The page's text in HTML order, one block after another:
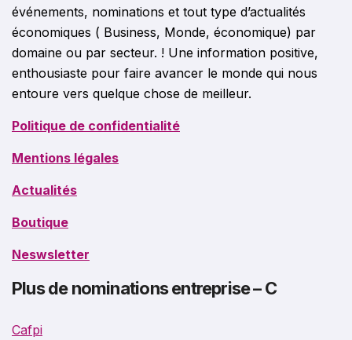
événements, nominations et tout type d’actualités
économiques ( Business, Monde, économique) par
domaine ou par secteur. ! Une information positive,
enthousiaste pour faire avancer le monde qui nous
entoure vers quelque chose de meilleur.
Politique de confidentialité
Mentions légales
Actualités
Boutique
Neswsletter
Plus de nominations entreprise – C
Cafpi